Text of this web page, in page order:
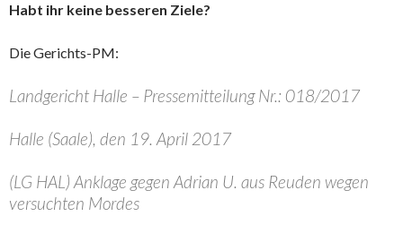
Habt ihr keine besseren Ziele?
Die Gerichts-PM:
Landgericht Halle – Pressemitteilung Nr.: 018/2017
Halle (Saale), den 19. April 2017
(LG HAL) Anklage gegen Adrian U. aus Reuden wegen
versuchten Mordes